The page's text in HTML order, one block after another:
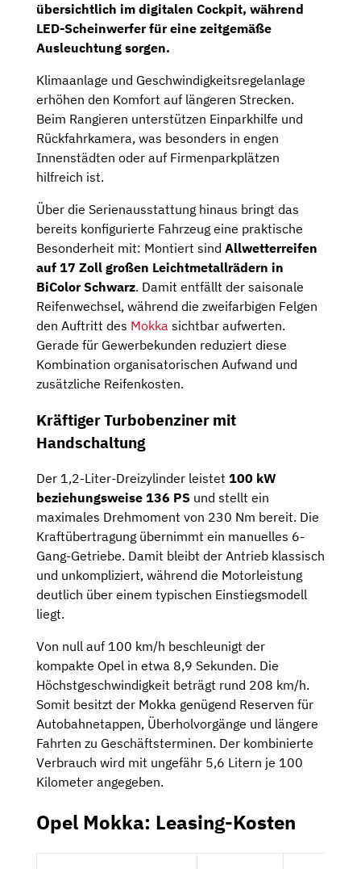
übersichtlich im digitalen Cockpit, während
LED-Scheinwerfer für eine zeitgemäße
Ausleuchtung sorgen.
Klimaanlage und Geschwindigkeitsregelanlage
erhöhen den Komfort auf längeren Strecken.
Beim Rangieren unterstützen Einparkhilfe und
Rückfahrkamera, was besonders in engen
Innenstädten oder auf Firmenparkplätzen
hilfreich ist.
Über die Serienausstattung hinaus bringt das
bereits konfigurierte Fahrzeug eine praktische
Besonderheit mit: Montiert sind Allwetterreifen
auf 17 Zoll großen Leichtmetallrädern in
BiColor Schwarz. Damit entfällt der saisonale
Reifenwechsel, während die zweifarbigen Felgen
den Auftritt des Mokka sichtbar aufwerten.
Gerade für Gewerbekunden reduziert diese
Kombination organisatorischen Aufwand und
zusätzliche Reifenkosten.
Kräftiger Turbobenziner mit
Handschaltung
Der 1,2-Liter-Dreizylinder leistet 100 kW
beziehungsweise 136 PS und stellt ein
maximales Drehmoment von 230 Nm bereit. Die
Kraftübertragung übernimmt ein manuelles 6-
Gang-Getriebe. Damit bleibt der Antrieb klassisch
und unkompliziert, während die Motorleistung
deutlich über einem typischen Einstiegsmodell
liegt.
Von null auf 100 km/h beschleunigt der
kompakte Opel in etwa 8,9 Sekunden. Die
Höchstgeschwindigkeit beträgt rund 208 km/h.
Somit besitzt der Mokka genügend Reserven für
Autobahnetappen, Überholvorgänge und längere
Fahrten zu Geschäftsterminen. Der kombinierte
Verbrauch wird mit ungefähr 5,6 Litern je 100
Kilometer angegeben.
Opel Mokka: Leasing-Kosten